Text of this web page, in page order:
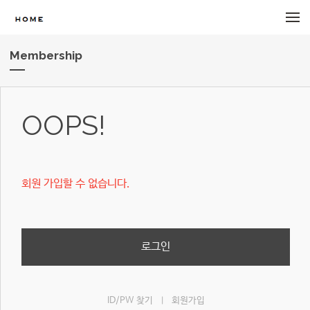
Membership
OOPS!
회원 가입할 수 없습니다.
로그인
ID/PW 찾기 회원가입